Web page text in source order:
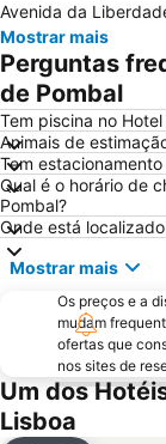
Praias de Santa
Parque Eduardo VII
Praia das
Belém
da Figueirinha
Estádio do
Fonte da Telha
Praia da Ericeira
Campo Grande
do Ouro Sesimbra
Alcântara
Praia da Caparica
Fundaçao
Avenida da
Mostrar mais
Perguntas
de Pombal
Tem piscina no
Animais de
Tem
Qual é o horário de
Pombal?
Onde está
Mostrar mais
Os preços e a
mudam
ofertas que
nos sites de
Um dos
Lisboa